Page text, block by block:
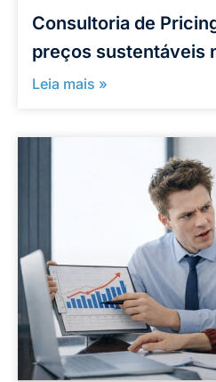
Consultoria de
preços sustentáveis
Leia mais »